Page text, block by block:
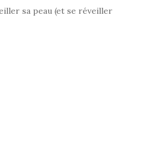
sa peau (et se réveiller